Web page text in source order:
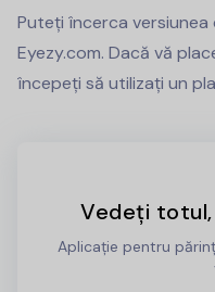
Puteți încerca
Eyezy.com. Dacă vă
începeți să utilizați un
Vedeți totul,
Aplicație pentru